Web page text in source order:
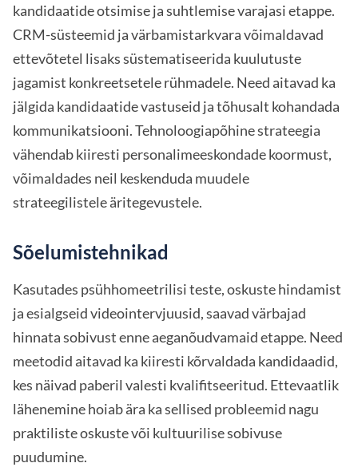
kandidaatide otsimise ja suhtlemise varajasi etappe.
CRM-süsteemid ja värbamistarkvara võimaldavad
ettevõtetel lisaks süstematiseerida kuulutuste
jagamist konkreetsetele rühmadele. Need aitavad ka
jälgida kandidaatide vastuseid ja tõhusalt kohandada
kommunikatsiooni. Tehnoloogiapõhine strateegia
vähendab kiiresti personalimeeskondade koormust,
võimaldades neil keskenduda muudele
strateegilistele äritegevustele.
Sõelumistehnikad
Kasutades psühhomeetrilisi teste, oskuste hindamist
ja esialgseid videointervjuusid, saavad värbajad
hinnata sobivust enne aeganõudvamaid etappe. Need
meetodid aitavad ka kiiresti kõrvaldada kandidaadid,
kes näivad paberil valesti kvalifitseeritud. Ettevaatlik
lähenemine hoiab ära ka sellised probleemid nagu
praktiliste oskuste või kultuurilise sobivuse
puudumine.